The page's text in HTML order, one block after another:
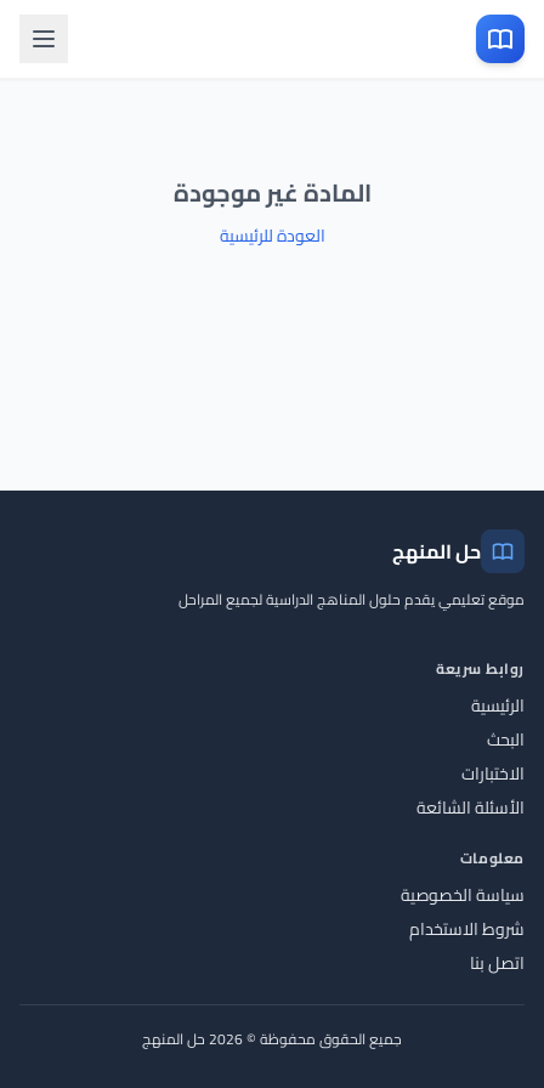
المادة غير موجودة
العودة للرئيسية
حل المنهج
موقع تعليمي يقدم حلول المناهج الدراسية لجميع المراحل
روابط سريعة
الرئيسية
البحث
الاختبارات
الأسئلة الشائعة
معلومات
سياسة الخصوصية
شروط الاستخدام
اتصل بنا
جميع الحقوق محفوظة © 2026 حل المنهج